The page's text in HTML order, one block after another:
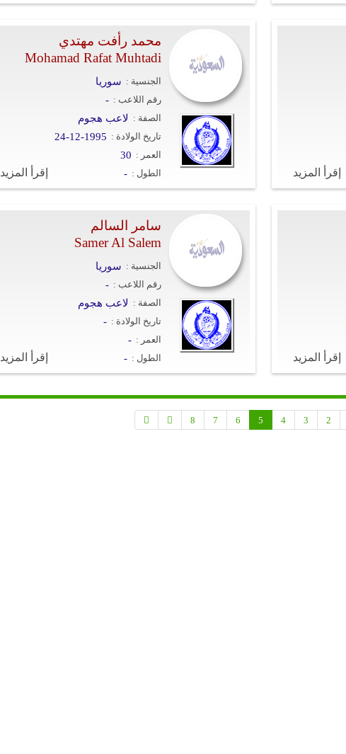
إقرأ المزيد
محمد رأفت مهتدي
Mohamad Rafat Muhtadi
الجنسية : سوريا
رقم اللاعب : -
الصفة : لاعب هجوم
تاريخ الولادة : 24-12-1995
العمر : 30
الطول : - إقرأ المزيد
إقرأ المزيد
سامر السالم
Samer Al Salem
الجنسية : سوريا
رقم اللاعب : -
الصفة : لاعب هجوم
تاريخ الولادة : -
العمر : -
الطول : - إقرأ المزيد
2
3
4
5
6
7
8